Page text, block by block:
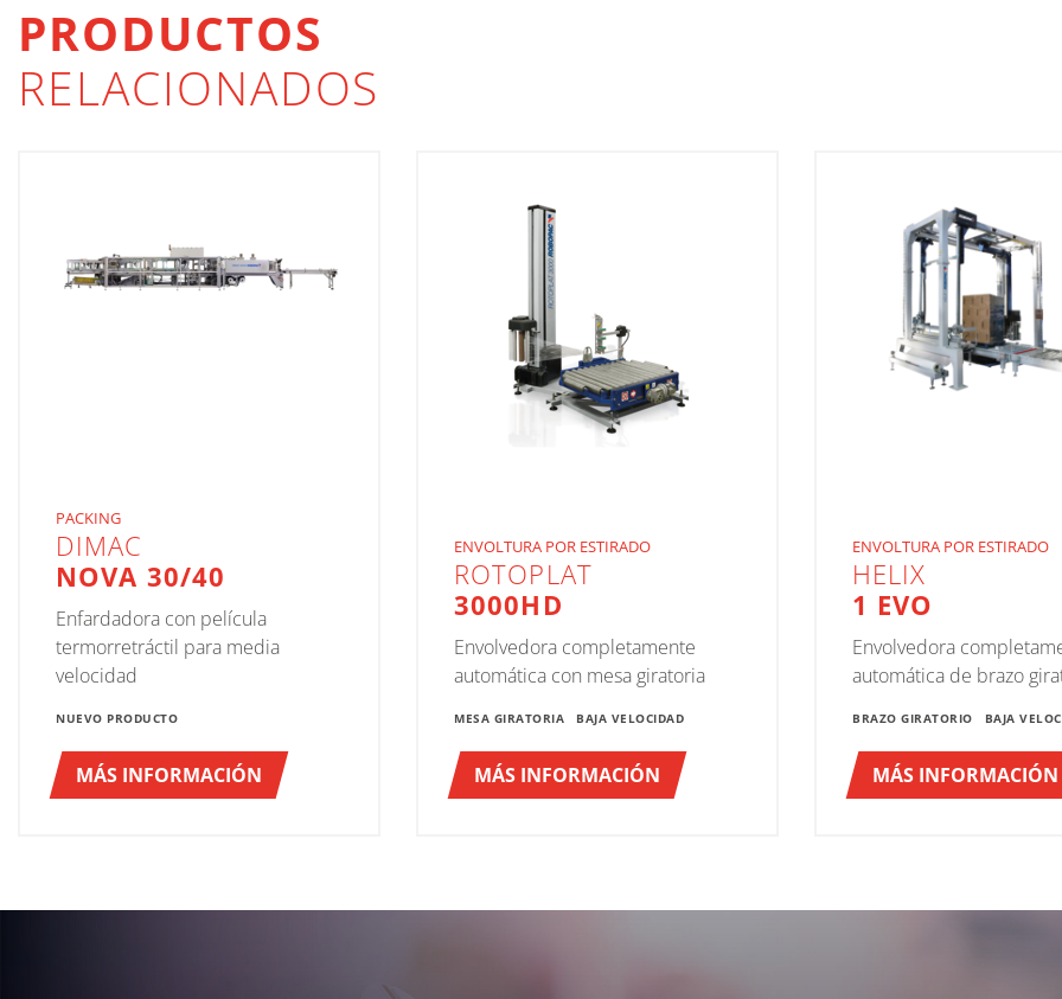
PRODUCTOS
RELACIONADOS
PACKING
DIMAC
NOVA 30/40
Enfardadora con película
termorretráctil para media
velocidad
NUEVO PRODUCTO
MÁS INFORMACIÓN
ENVOLTURA POR ESTIRADO
ROTOPLAT
3000HD
Envolvedora completamente
automática con mesa giratoria
MESA GIRATORIA BAJA VELOCIDAD
MÁS INFORMACIÓN
ENVOLTURA POR ESTIRADO
HELIX
1 EVO
Envolvedora
automática de brazo
BRAZO GIRATORIO BAJA
MÁS INFORMACIÓN